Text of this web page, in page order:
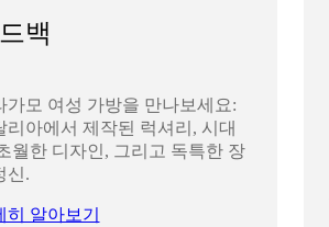
백
가모 여성 가방을 만나보세요:
리아에서 제작된 럭셔리, 시대
월한 디자인, 그리고 독특한 장
신.
히 알아보기